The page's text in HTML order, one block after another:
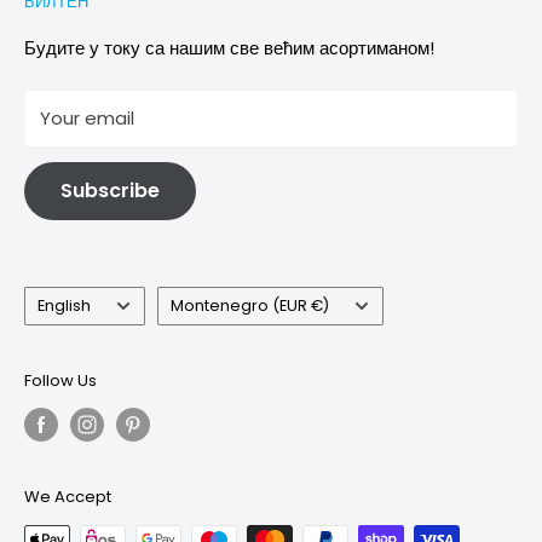
Images & references
Политика отказивања
Услови
Информације о електричној и електронској опреми
Будите у току са нашим све већим асортиманом!
Your email
Subscribe
Language
English Country/region
Montenegro (EUR €)
Follow Us
We Accept